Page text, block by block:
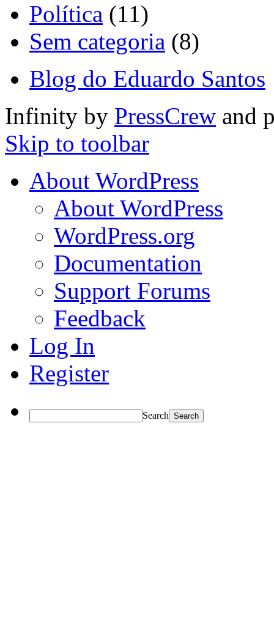
Política (11)
Sem categoria (8)
Blog do Eduardo Santos
Infinity by PressCrew and
Skip to toolbar
About WordPress
About WordPress
WordPress.org
Documentation
Support Forums
Feedback
Log In
Register
Search